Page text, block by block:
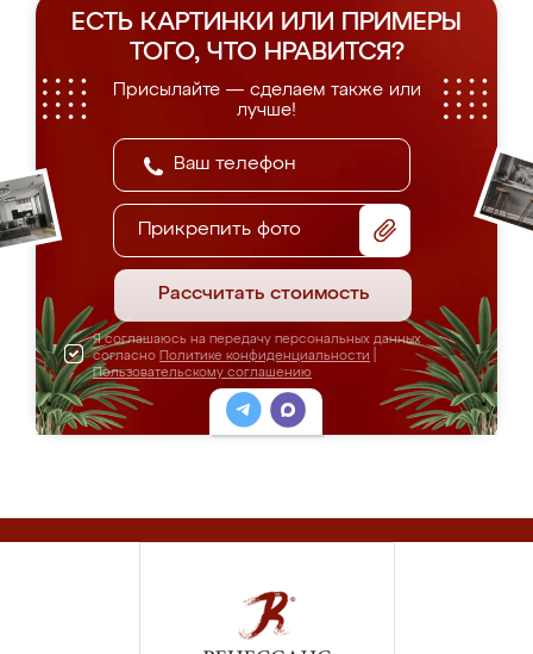
ЕСТЬ КАРТИНКИ ИЛИ ПРИМЕРЫ
ТОГО, ЧТО НРАВИТСЯ?
Присылайте — сделаем также или
лучше!
Прикрепить фото
Рассчитать стоимость
Я соглашаюсь на передачу персональных данных
согласно Политике конфиденциальности
Пользовательскому соглашению